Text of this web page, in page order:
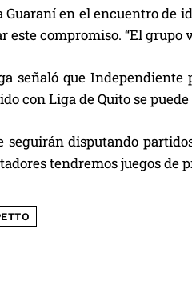
en el encuentro de
este compromiso. “El
señaló que
con Liga de Quito se puede
seguirán disputando
tendremos juegos de